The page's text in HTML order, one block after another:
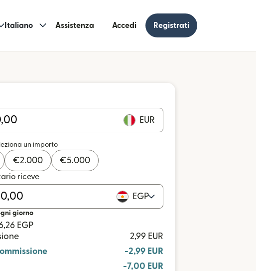
Italiano Assistenza Accedi Registrati
EUR
un importo
€2.000 €5.000
riceve
EGP
giorno
EGP
2,99 EUR
-2,99 EUR
-7,00 EUR